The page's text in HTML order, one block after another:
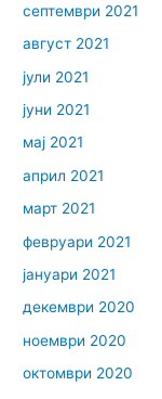
септември 2021
август 2021
јули 2021
јуни 2021
мај 2021
април 2021
март 2021
февруари 2021
јануари 2021
декември 2020
ноември 2020
октомври 2020